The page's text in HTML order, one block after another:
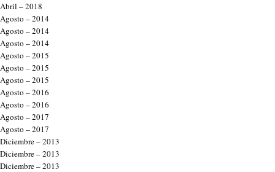
Abril – 2018
Agosto – 2014
Agosto – 2014
Agosto – 2014
Agosto – 2015
Agosto – 2015
Agosto – 2015
Agosto – 2016
Agosto – 2016
Agosto – 2017
Agosto – 2017
Diciembre – 2013
Diciembre – 2013
Diciembre – 2013